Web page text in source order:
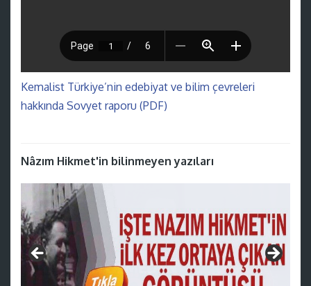
Kemalist Türkiye’nin edebiyat ve bilim çevreleri
hakkında Sovyet raporu (PDF)
Nâzım Hikmet'in bilinmeyen yazıları